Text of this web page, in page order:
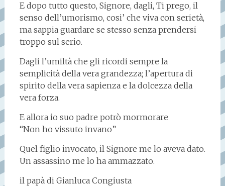
E dopo tutto questo, Signore, dagli, Ti prego, il
senso dell’umorismo, cosi’ che viva con serietà,
ma sappia guardare se stesso senza prendersi
troppo sul serio.
Dagli l’umiltà che gli ricordi sempre la
semplicità della vera grandezza; l’apertura di
spirito della vera sapienza e la dolcezza della
vera forza.
E allora io suo padre potrò mormorare
“Non ho vissuto invano”
Quel figlio invocato, il Signore me lo aveva dato.
Un assassino me lo ha ammazzato.
il papà di Gianluca Congiusta